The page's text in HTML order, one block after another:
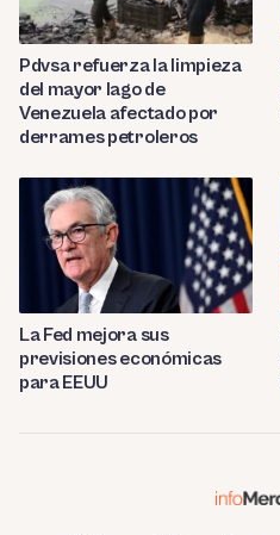
Pdvsa refuerza la limpieza
del mayor lago de
Venezuela afectado por
derrames petroleros
La Fed mejora sus
previsiones económicas
para EEUU